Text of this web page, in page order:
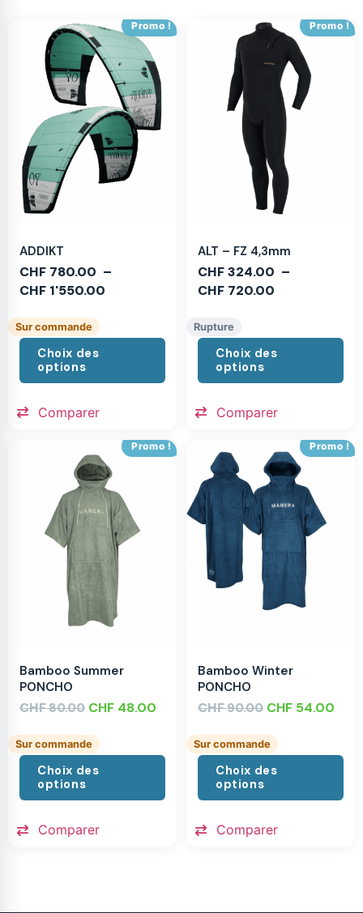
Promo !
ADDIKT
CHF 780.00 –
CHF 1'550.00
Sur commande
Choix des
options
Comparer
Promo !
ALT – FZ 4,3mm
CHF324.00 –
CHF 720.00
Rupture
Choix des
options
Comparer
Promo !
Bamboo Summer
PONCHO
CHF80.00 CHF 48.00
Sur commande
Choix des
options
Comparer
Promo !
Bamboo Winter
PONCHO
CHF90.00 CHF 54.00
Sur commande
Choix des
options
Comparer